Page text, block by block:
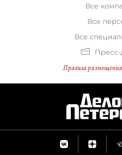
Все
Все
Все
Пресс-
Правила